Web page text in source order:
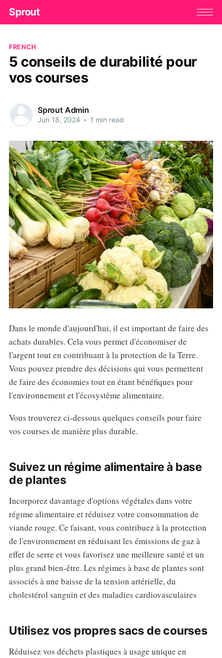
Sprout
FRENCH
5 conseils de durabilité pour
vos courses
Sprout Admin
Jun 18, 2024 • 1 min read
Dans le monde d'aujourd'hui, il est important de faire des
achats durables. Cela vous permet d'économiser de
l'argent tout en contribuant à la protection de la Terre.
Vous pouvez prendre des décisions qui vous permettent
de faire des économies tout en étant bénéfiques pour
l'environnement et l'écosystème alimentaire.
Vous trouverez ci-dessous quelques conseils pour faire
vos courses de manière plus durable.
Suivez un régime alimentaire à base
de plantes
Incorporez davantage d'options végétales dans votre
régime alimentaire et réduisez votre consommation de
viande rouge. Ce faisant, vous contribuez à la protection
de l'environnement en réduisant les émissions de gaz à
effet de serre et vous favorisez une meilleure santé et un
plus grand bien-être. Les régimes à base de plantes sont
associés à une baisse de la tension artérielle, du
cholestérol sanguin et des maladies cardiovasculaires
Utilisez vos propres sacs de courses
Réduisez vos déchets plastiques à usage unique en